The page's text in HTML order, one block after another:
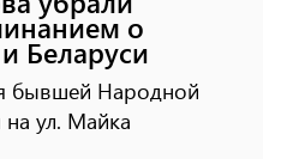
о
Беларуси
бывшей Народной
ул. Майка